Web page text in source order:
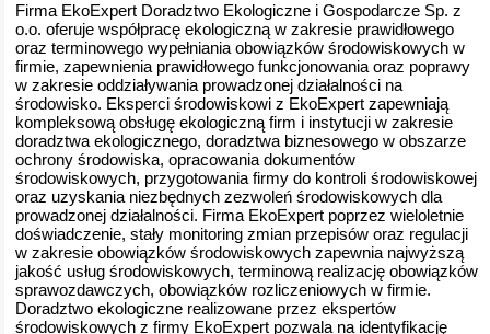
Firma EkoExpert Doradztwo Ekologiczne i Gospodarcze Sp. z
o.o. oferuje współpracę ekologiczną w zakresie prawidłowego
oraz terminowego wypełniania obowiązków środowiskowych w
firmie, zapewnienia prawidłowego funkcjonowania oraz poprawy
w zakresie oddziaływania prowadzonej działalności na
środowisko. Eksperci środowiskowi z EkoExpert zapewniają
kompleksową obsługę ekologiczną firm i instytucji w zakresie
doradztwa ekologicznego, doradztwa biznesowego w obszarze
ochrony środowiska, opracowania dokumentów
środowiskowych, przygotowania firmy do kontroli środowiskowej
oraz uzyskania niezbędnych zezwoleń środowiskowych dla
prowadzonej działalności. Firma EkoExpert poprzez wieloletnie
doświadczenie, stały monitoring zmian przepisów oraz regulacji
w zakresie obowiązków środowiskowych zapewnia najwyższą
jakość usług środowiskowych, terminową realizację obowiązków
sprawozdawczych, obowiązków rozliczeniowych w firmie.
Doradztwo ekologiczne realizowane przez ekspertów
środowiskowych z firmy EkoExpert pozwala na identyfikację